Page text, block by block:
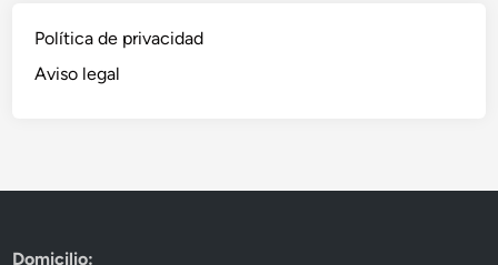
Política de privacidad
Aviso legal
Domicilio: